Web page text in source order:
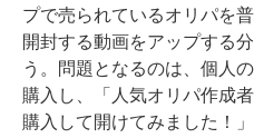
プで売られているオリパを
開封する動画をアップする
う。問題となるのは、個人
購入し、「人気オリパ作成
購入して開けてみました！